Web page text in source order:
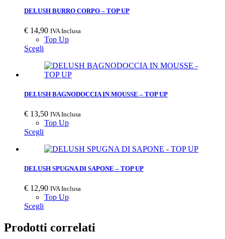
DELUSH BURRO CORPO – TOP UP
€ 14,90 IVA Inclusa
Top Up
Scegli
DELUSH BAGNODOCCIA IN MOUSSE – TOP UP
€ 13,50 IVA Inclusa
Top Up
Scegli
DELUSH SPUGNA DI SAPONE – TOP UP
€ 12,90 IVA Inclusa
Top Up
Scegli
Prodotti correlati